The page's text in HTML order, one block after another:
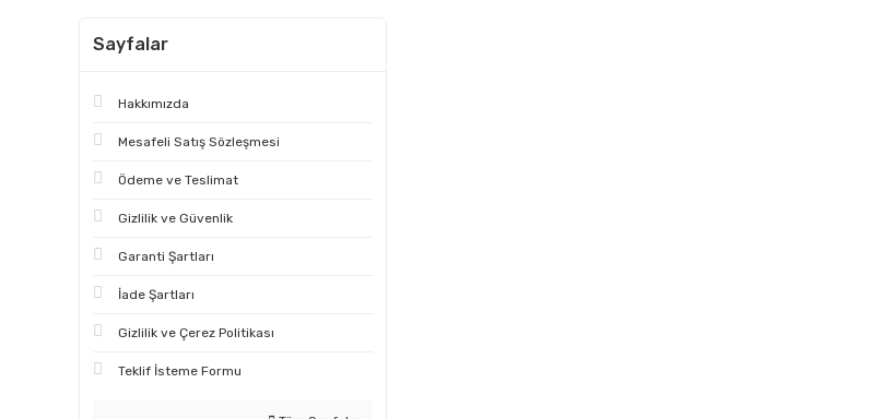
22 (1)
35 (1)
36 (1)
38 (1)
40 (1)
Sayfalar
Hakkımızda
Mesafeli Satış Sözleşmesi
Ödeme ve Teslimat
Gizlilik ve Güvenlik
Garanti Şartları
İade Şartları
Gizlilik ve Çerez Politikası
Teklif İsteme Formu